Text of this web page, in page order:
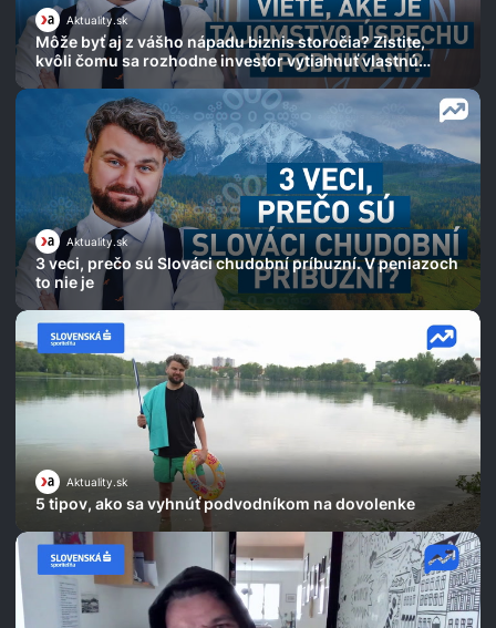
Aktuality.sk
Môže byť aj z vášho nápadu biznis storočia? Zistite,
kvôli čomu sa rozhodne investor vytiahnuť vlastnú
peňaženku
Aktuality.sk
3 veci, prečo sú Slováci chudobní príbuzní. V peniazoch
to nie je
Aktuality.sk
5 tipov, ako sa vyhnúť podvodníkom na dovolenke